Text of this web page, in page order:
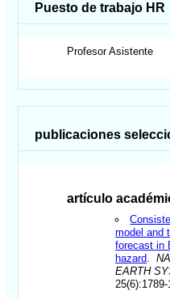
Puesto de trabajo HR
Profesor Asistente
publicaciones
artículo
model and
forecast in
hazard .
EARTH
25(6):1789-